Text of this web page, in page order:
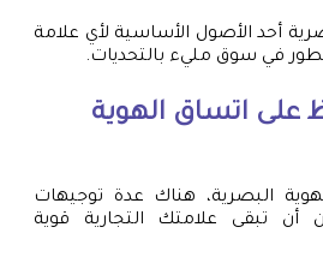
أحد الأصول الأساسية لأي علامة
في سوق مليء بالتحديات.
على اتساق الهوية
البصرية، هناك عدة توجيهات
أن تبقى علامتك التجارية قوية